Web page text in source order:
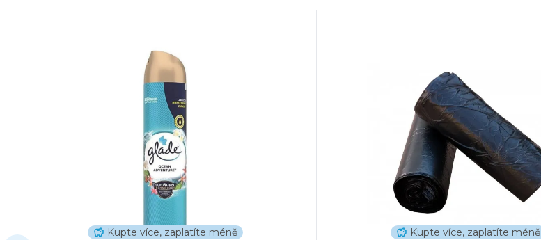
Kupte více, zaplatíte méně Kupte více, zaplatíte méně